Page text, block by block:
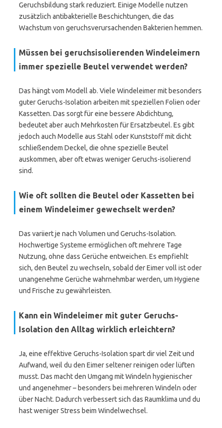
Geruchsbildung stark reduziert. Einige Modelle nutzen
zusätzlich antibakterielle Beschichtungen, die das
Wachstum von geruchsverursachenden Bakterien hemmen.
Müssen bei geruchsisolierenden Windeleimern
immer spezielle Beutel verwendet werden?
Das hängt vom Modell ab. Viele Windeleimer mit besonders
guter Geruchs-Isolation arbeiten mit speziellen Folien oder
Kassetten. Das sorgt für eine bessere Abdichtung,
bedeutet aber auch Mehrkosten für Ersatzbeutel. Es gibt
jedoch auch Modelle aus Stahl oder Kunststoff mit dicht
schließendem Deckel, die ohne spezielle Beutel
auskommen, aber oft etwas weniger Geruchs-isolierend
sind.
Wie oft sollten die Beutel oder Kassetten bei
einem Windeleimer gewechselt werden?
Das variiert je nach Volumen und Geruchs-Isolation.
Hochwertige Systeme ermöglichen oft mehrere Tage
Nutzung, ohne dass Gerüche entweichen. Es empfiehlt
sich, den Beutel zu wechseln, sobald der Eimer voll ist oder
unangenehme Gerüche wahrnehmbar werden, um Hygiene
und Frische zu gewährleisten.
Kann ein Windeleimer mit guter Geruchs-
Isolation den Alltag wirklich erleichtern?
Ja, eine effektive Geruchs-Isolation spart dir viel Zeit und
Aufwand, weil du den Eimer seltener reinigen oder lüften
musst. Das macht den Umgang mit Windeln hygienischer
und angenehmer – besonders bei mehreren Windeln oder
über Nacht. Dadurch verbessert sich das Raumklima und du
hast weniger Stress beim Windelwechsel.